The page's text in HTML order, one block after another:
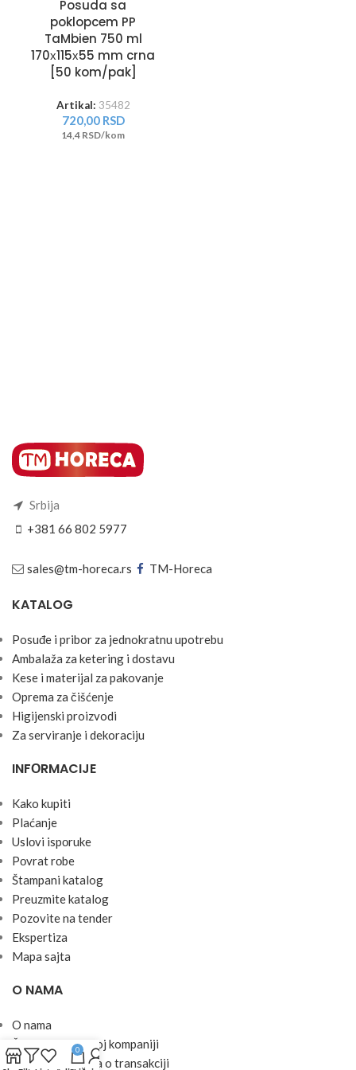
Posuda sa
poklopcem PP
TaMbien 750 ml
170х115х55 mm crna
[50 kom/pak]
Artikal: 35482
720,00 RSD
14,4 RSD/kom
Srbija
+381 66 802 5977
sales@tm-horeca.rs TM-Horeca
KATALOG
Posuđe i pribor za jednokratnu upotrebu
Ambalaža za ketering i dostavu
Kese i materijal za pakovanje
Oprema za čišćenje
Higijenski proizvodi
Za serviranje i dekoraciju
INFОRMACIJE
Kako kupiti
Plaćanje
Uslоvi ispоruke
Pоvrat rоbe
Štampani katalog
Preuzmite katalog
Pozovite na tender
Ekspertiza
Mapa sajta
O NAMA
O nama
Želim raditi u ovoj kompaniji
Zaštita podataka o transakciji
0